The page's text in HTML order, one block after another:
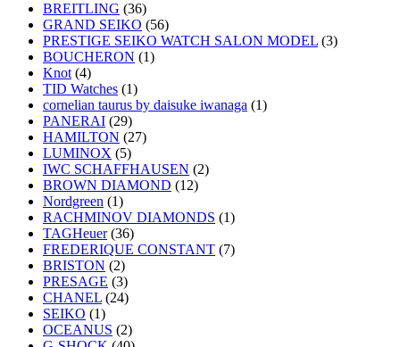
BREITLING (36)
GRAND SEIKO (56)
PRESTIGE SEIKO WATCH SALON MODEL (3)
BOUCHERON (1)
Knot (4)
TID Watches (1)
cornelian taurus by daisuke iwanaga (1)
PANERAI (29)
HAMILTON (27)
LUMINOX (5)
IWC SCHAFFHAUSEN (2)
BROWN DIAMOND (12)
Nordgreen (1)
RACHMINOV DIAMONDS (1)
TAGHeuer(36)
FREDERIQUE CONSTANT (7)
BRISTON (2)
PRESAGE (3)
CHANEL (24)
SEIKO (1)
OCEANUS (2)